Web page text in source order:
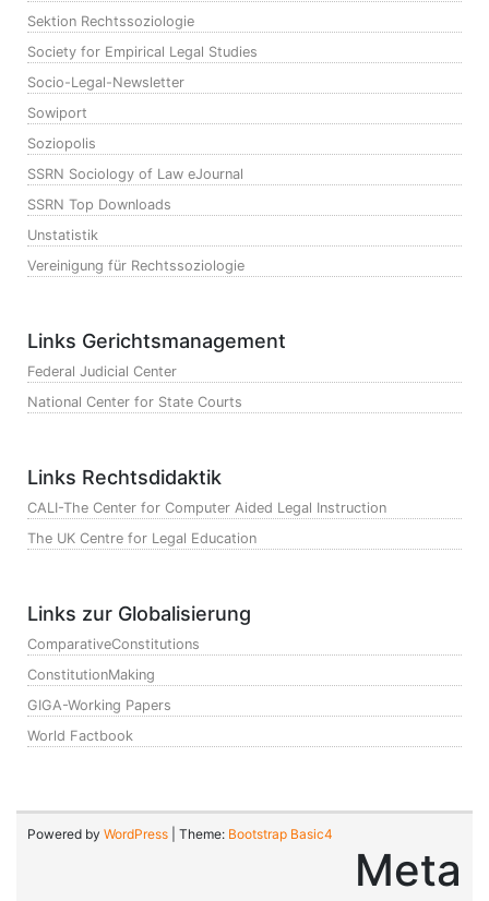
Sektion Rechtssoziologie
Society for Empirical Legal Studies
Socio-Legal-Newsletter
Sowiport
Soziopolis
SSRN Sociology of Law eJournal
SSRN Top Downloads
Unstatistik
Vereinigung für Rechtssoziologie
Links Gerichtsmanagement
Federal Judicial Center
National Center for State Courts
Links Rechtsdidaktik
CALI-The Center for Computer Aided Legal Instruction
The UK Centre for Legal Education
Links zur Globalisierung
ComparativeConstitutions
ConstitutionMaking
GIGA-Working Papers
World Factbook
Powered by WordPress | Theme: Bootstrap Basic4
Meta